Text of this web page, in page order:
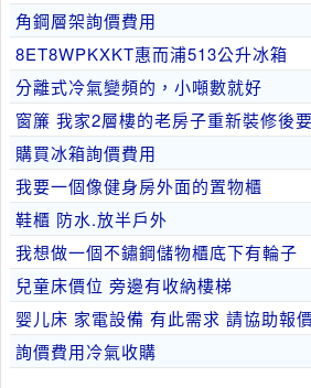
角鋼層架詢價費用
8ET8WPKXKT惠而浦513公升冰箱
分離式冷氣變頻的，小噸數就好
購買冰箱詢價費用
我要一個像健身房外面的置物櫃
鞋櫃 防水.放半戶外
我想做一個不鏽鋼儲物櫃底下有輪子
兒童床價位 旁邊有收納樓梯
詢價費用冷氣收購